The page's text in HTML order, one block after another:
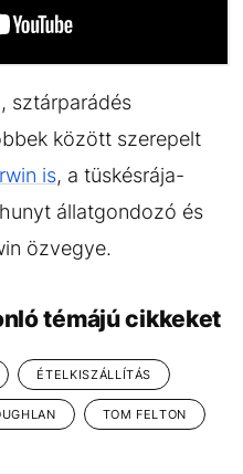
sztárparádés
között szerepelt
is, a tüskésrája-
állatgondozó és
özvegye.
témájú cikkeket
ÉTELKISZÁLLÍTÁS
TOM FELTON